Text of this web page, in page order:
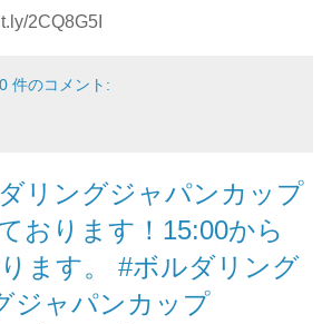
2CQ8G5I
0 件のコメント:
リングジャパンカップ
おります！15:00から
ます。 #ボルダリング
ジャパンカップ